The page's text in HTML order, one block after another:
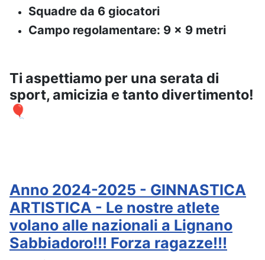
Squadre da 6 giocatori
Campo regolamentare: 9 x 9 metri
Ti aspettiamo per una serata di
sport, amicizia e tanto divertimento!
🎈
Anno 2024-2025 - GINNASTICA
ARTISTICA - Le nostre atlete
volano alle nazionali a Lignano
Sabbiadoro!!! Forza ragazze!!!